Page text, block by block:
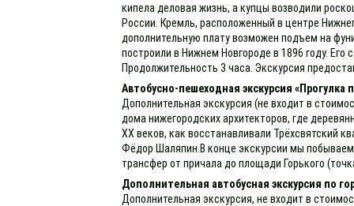
кипела деловая жизнь, а купцы возводили
России. Кремль, расположенный в центре
дополнительную плату возможен подъем на
построили в Нижнем Новгороде в 1896 году.
Продолжительность 3 часа. Экскурсия
Автобусно-пешеходная экскурсия
Дополнительная экскурсия (не входит в
дома нижегородских архитекторов, где
XX веков, как восстанавливали Трёхсвятский
Фёдор Шаляпин.В конце экскурсии мы побываем
трансфер от причала до площади Горького
Дополнительная автобусная экскурсия по
Дополнительная экскурсия, не входит в